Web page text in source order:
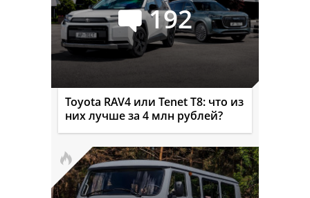
192
Toyota RAV4 или Tenet T8: что из
них лучше за 4 млн рублей?